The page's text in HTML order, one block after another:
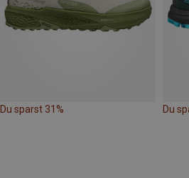
Du sparst 31% Du